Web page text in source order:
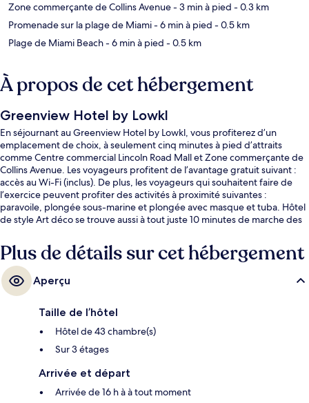
Zone commerçante de Collins Avenue- 3 min à pied - 0.3 km
Promenade sur la plage de Miami- 6 min à pied - 0.5 km
Plage de Miami Beach- 6 min à pied - 0.5 km
À propos de cet hébergement
Greenview Hotel by Lowkl
En séjournant au Greenview Hotel by Lowkl, vous profiterez d’un
emplacement de choix, à seulement cinq minutes à pied d’attraits
comme Centre commercial Lincoln Road Mall et Zone commerçante de
Collins Avenue. Les voyageurs profitent de l’avantage gratuit suivant :
accès au Wi-Fi (inclus). De plus, les voyageurs qui souhaitent faire de
l’exercice peuvent profiter des activités à proximité suivantes :
paravoile, plongée sous-marine et plongée avec masque et tuba. Hôtel
de style Art déco se trouve aussi à tout juste 10 minutes de marche des
Drive. Les autres voyageurs apprécient vraiment les lits confortables et
le personnel serviable.
Plus de détails sur cet hébergement
Aperçu
Taille de l’hôtel
Hôtel de 43 chambre(s)
Sur 3 étages
Arrivée et départ
Arrivée de 16 h à à tout moment